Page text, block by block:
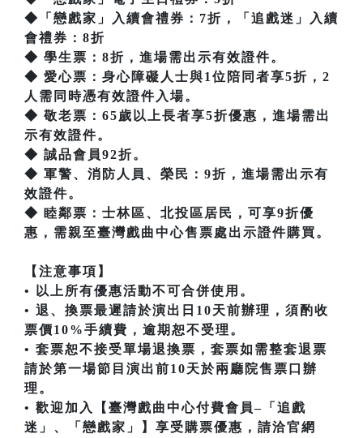
◆「戀戲家」入續會禮券：7折，「追戲迷」入續
會禮券：8折
◆ 學生票：8折，進場需出示有效證件。
◆ 愛心票：身心障礙人士與1位陪同者享5折，2
人需同時憑有效證件入場。
◆ 敬老票：65歲以上長者享5折優惠，進場需出
示有效證件。
◆ 誠品會員92折。
◆ 軍警、消防人員、榮民：9折，進場需出示有
效證件。
◆ 睦鄰票：士林區、北投區居民，可享9折優
惠，需親至臺灣戲曲中心售票處出示證件購買。
【注意事項】
• 以上所有優惠活動不可合併使用。
• 退、換票最遲請於演出日10天前辦理，須酌收
票價10%手續費，逾期恕不受理。
• 套票恕不接受單場退換票，套票如需整套退票
請於第一場節目演出前10天於兩廳院售票口辦
理。
• 歡迎加入【臺灣戲曲中心付費會員–「追戲
迷」、「戀戲家」】享受購票優惠，請洽官網